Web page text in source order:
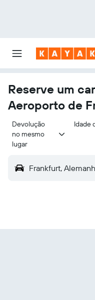
Reserve um
Aeroporto de
Devolução
no mesmo
lugar
Idade
Frankfurt,